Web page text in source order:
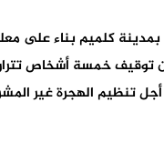
كلميم بناء على
تنظيم الهجرة غير